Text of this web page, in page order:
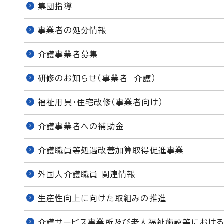
集団指導
事業者の処分情報
介護事業者募集
研修のお知らせ（事業者 介護）
福祉用具・住宅改修（事業者向け）
介護事業者への補助金
介護職員等処遇改善加算取得促進事業
外国人介護職員 関連情報
生産性向上に向けた取組みの推進